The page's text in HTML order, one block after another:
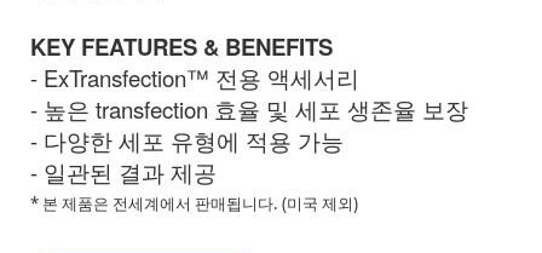
KEY FEATURES & BENEFITS
- ExTransfection™ 전용 액세서리
- 높은 transfection 효율 및 세포 생존율 보장
- 다양한 세포 유형에 적용 가능
- 일관된 결과 제공
* 본 제품은 전세계에서 판매됩니다. (미국 제외)